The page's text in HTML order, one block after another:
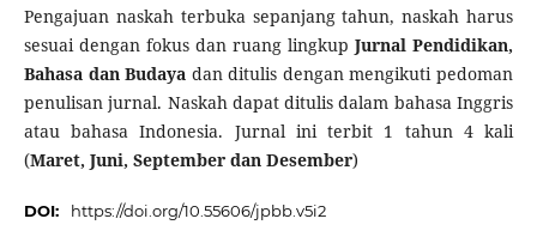
Pengajuan naskah terbuka sepanjang tahun, naskah harus
sesuai dengan fokus dan ruang lingkupJurnal Pendidikan,
Bahasa dan Budaya dan ditulis dengan mengikuti pedoman
penulisan jurnal. Naskah dapat ditulis dalam bahasa Inggris
atau bahasa Indonesia. Jurnal ini terbit 1 tahun 4 kali
(Maret, Juni, September dan Desember)
DOI: https://doi.org/10.55606/jpbb.v5i2